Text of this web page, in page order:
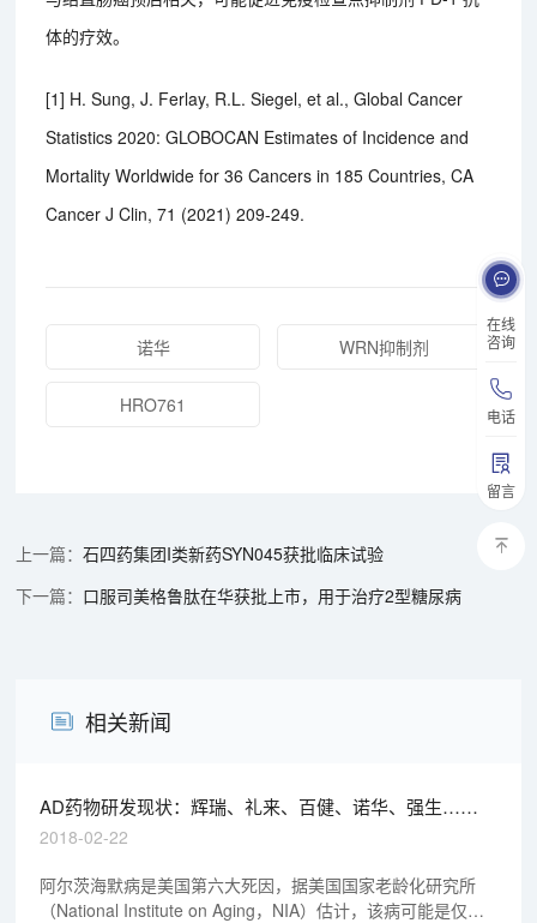
在线
咨询
电话
留言
体的疗效。
[1] H. Sung, J. Ferlay, R.L. Siegel, et al., Global Cancer
Statistics 2020: GLOBOCAN Estimates of Incidence and
Mortality Worldwide for 36 Cancers in 185 Countries, CA
Cancer J Clin, 71 (2021) 209-249.
诺华 WRN抑制剂
HRO761
石四药集团I类新药SYN045获批临床试验
口服司美格鲁肽在华获批上市，用于治疗2型糖尿病
相关新闻
AD药物研发现状：辉瑞、礼来、百健、诺华、强生……
2018-02-22
阿尔茨海默病是美国第六大死因，据美国国家老龄化研究所
（National Institute on Aging，NIA）估计，该病可能是仅次